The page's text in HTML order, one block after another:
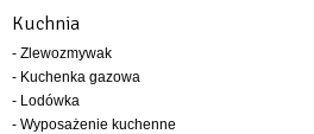
Kuchnia
- Zlewozmywak
- Kuchenka gazowa
- Lodówka
- Wyposażenie kuchenne